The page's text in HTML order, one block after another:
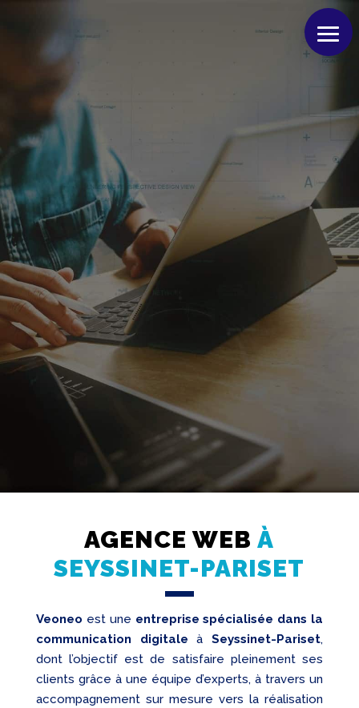
Referencement
Réseaux
Audit
AGENCE WEBÀ
SEYSSINET-PARISET
Veoneo est une entreprise spécialisée dans la
communication digitale àSeyssinet-Pariset,
dont l’objectif est de satisfaire pleinement ses
clients grâce à une équipe d’experts, à travers un
accompagnement sur mesure vers la réalisation